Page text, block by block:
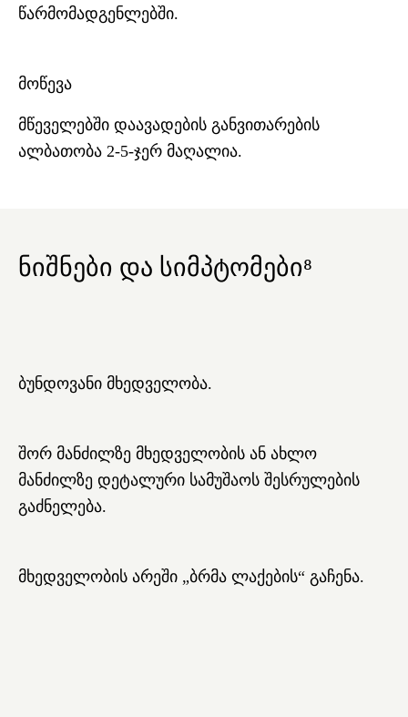
წარმომადგენლებში.
მოწევა
მწეველებში დაავადების განვითარების
ალბათობა 2-5-ჯერ მაღალია.
ნიშნები და სიმპტომები⁸
ბუნდოვანი მხედველობა.
შორ მანძილზე მხედველობის ან ახლო
მანძილზე დეტალური სამუშაოს შესრულების
გაძნელება.
მხედველობის არეში „ბრმა ლაქების“ გაჩენა.